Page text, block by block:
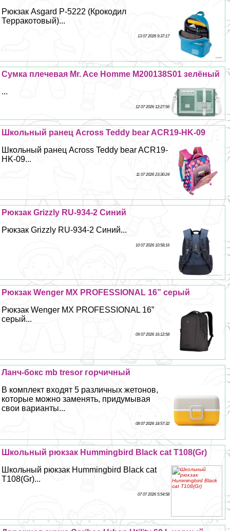
Рюкзак Asgard Р-5222 (Крокодил
Терpaкотовый)...
13 07 2026 9:37:17
Сумка плечевая Mr. Ace Homme M200138S01 зелёный
...
12 07 2026 12:27:56
Школьный ранец Across Teddy bear ACR19-HK-09
Школьный ранец Across Teddy bear ACR19-
HK-09...
11 07 2026 23:30:24
Рюкзак Grizzly RU-934-2 Синий
Рюкзак Grizzly RU-934-2 Синий...
10 07 2026 10:58:16
Рюкзак Wenger MX PROFESSIONAL 16” серый
Рюкзак Wenger MX PROFESSIONAL 16”
серый...
09 07 2026 16:12:58
Ланч-бокс mb tresor горчичный
В комплект входят 5 различных жетонов,
которые можно заменять, придумывая
свои варианты...
08 07 2026 18:57:32
Школьный рюкзак Hummingbird Black cat T108(Gr)
Школьный рюкзак Hummingbird Black cat
T108(Gr)...
07 07 2026 5:54:58